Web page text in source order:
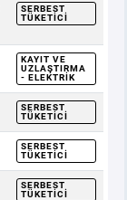
SERBEST
TÜKETICI
KAYIT VE
UZLAŞTIRMA
- ELEKTRIK
SERBEST
TÜKETICI
SERBEST
TÜKETICI
SERBEST
TÜKETICI